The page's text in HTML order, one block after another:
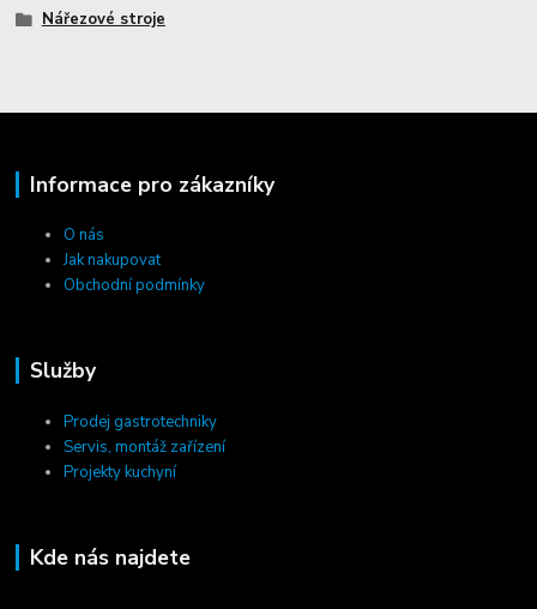
Nářezové stroje
Informace pro zákazníky
O nás
Jak nakupovat
Obchodní podmínky
Služby
Prodej gastrotechniky
Servis, montáž zařízení
Projekty kuchyní
Kde nás najdete